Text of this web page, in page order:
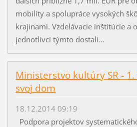
mobility a spolupráce vysokých
krajinami. Vzdelávacie inštitúcie a
jednotlivci týmto dostali...
Ministerstvo kultúry SR -
svoj dom
18.12.2014 09:19
Podpora projektov